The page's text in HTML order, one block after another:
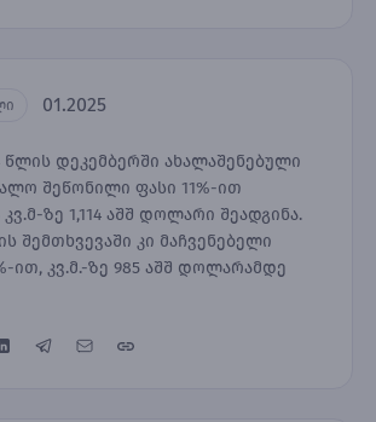
01.2025
წლის დეკემბერში ახალაშენებული
შეწონილი ფასი 11%-ით
ზე 1,114 აშშ დოლარი შეადგინა.
შემთხვევაში კი მაჩვენებელი
ით, კვ.მ.-ზე 985 აშშ დოლარამდე